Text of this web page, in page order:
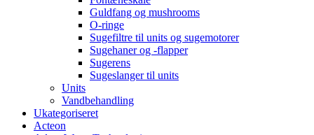
Guldfang og mushrooms
O-ringe
Sugefiltre til units og sugemotorer
Sugehaner og -flapper
Sugerens
Sugeslanger til units
Units
Vandbehandling
Ukategoriseret
Acteon